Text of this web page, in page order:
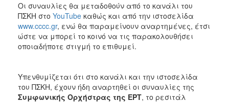
Οι συναυλίες θα μεταδοθούν από το κανάλι του
ΠΣΚΗ στο YouTube καθώς και από την ιστοσελίδα
www.cccc.gr, ενώ θα παραμείνουν αναρτημένες, έτσι
ώστε να μπορεί το κοινό να τις παρακολουθήσει
οποιαδήποτε στιγμή το επιθυμεί.
Υπενθυμίζεται ότι στο κανάλι και την ιστοσελίδα
του ΠΣΚΗ, έχουν ήδη αναρτηθεί οι συναυλίες της
Συμφωνικής Ορχήστρας της ΕΡΤ, το ρεσιτάλ